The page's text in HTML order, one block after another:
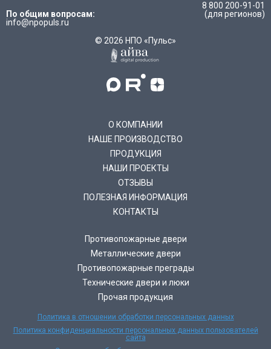
По общим вопросам:
info@npopuls.ru
8 800 200-91-01
(для регионов)
© 2026 НПО «Пульс»
О КОМПАНИИ
НАШЕ ПРОИЗВОДСТВО
ПРОДУКЦИЯ
НАШИ ПРОЕКТЫ
ОТЗЫВЫ
ПОЛЕЗНАЯ ИНФОРМАЦИЯ
КОНТАКТЫ
Противопожарные двери
Металлические двери
Противопожарные преграды
Технические двери и люки
Прочая продукция
Политика в отношении обработки персональных данных
Политика конфиденциальности персональных данных пользователей
сайта